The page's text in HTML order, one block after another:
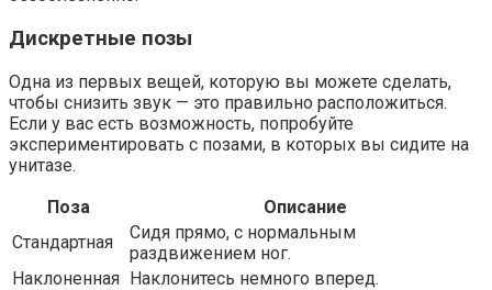
Дискретные позы
Одна из первых вещей, которую вы можете сделать,
чтобы снизить звук — это правильно расположиться.
Если у вас есть возможность, попробуйте
экспериментировать с позами, в которых вы сидите на
унитазе.
Поза
Описание
Стандартная
Сидя прямо, с нормальным
раздвижением ног.
Наклоненная Наклонитесь немного вперед.